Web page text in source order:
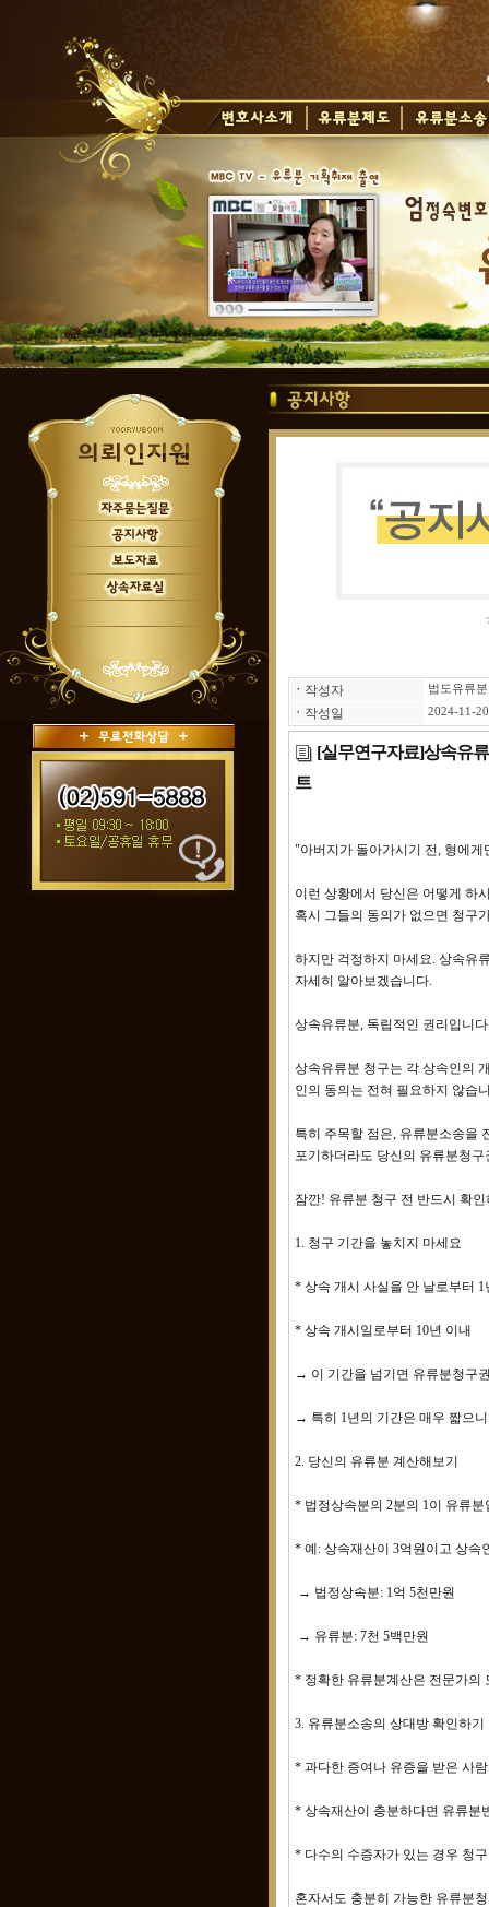
ㆍ 작성자 법도유류
ㆍ 작성일 2024-11-
[실무연구자료]상속유
트
"아버지가 돌아가시기 전, 형에
이런 상황에서 당신은 어떻게 하
혹시 그들의 동의가 없으면 청구
하지만 걱정하지 마세요. 상속유
자세히 알아보겠습니다.
상속유류분, 독립적인 권리입니다
상속유류분 청구는 각 상속인의
인의 동의는 전혀 필요하지 않습
특히 주목할 점은, 유류분소송을
포기하더라도 당신의 유류분청
잠깐! 유류분 청구 전 반드시 확
1. 청구 기간을 놓치지 마세요
* 상속 개시 사실을 안 날로부터 1
* 상속 개시일로부터 10년 이내
→ 이 기간을 넘기면 유류분청구
→ 특히 1년의 기간은 매우 짧으
2. 당신의 유류분 계산해보기
* 법정상속분의 2분의 1이 유류분
* 예: 상속재산이 3억원이고 상속
→ 법정상속분: 1억 5천만원
→ 유류분: 7천 5백만원
* 정확한 유류분계산은 전문가의
3. 유류분소송의 상대방 확인하기
* 과다한 증여나 유증을 받은 사
* 상속재산이 충분하다면 유류분
* 다수의 수증자가 있는 경우 청
혼자서도 충분히 가능한 유류분